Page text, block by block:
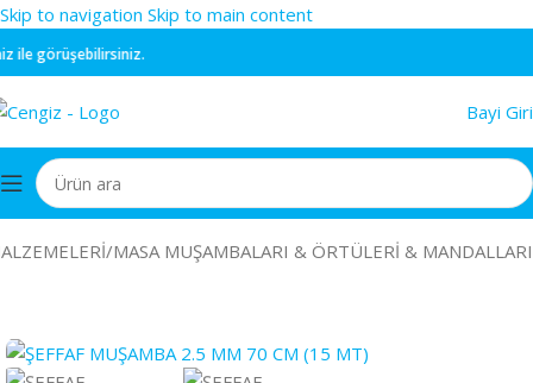
Skip to navigation Skip to main content
görüşebilirsiniz.
Bayi
/MASA MUŞAMBALARI & ÖRTÜLERİ & MANDALLARI